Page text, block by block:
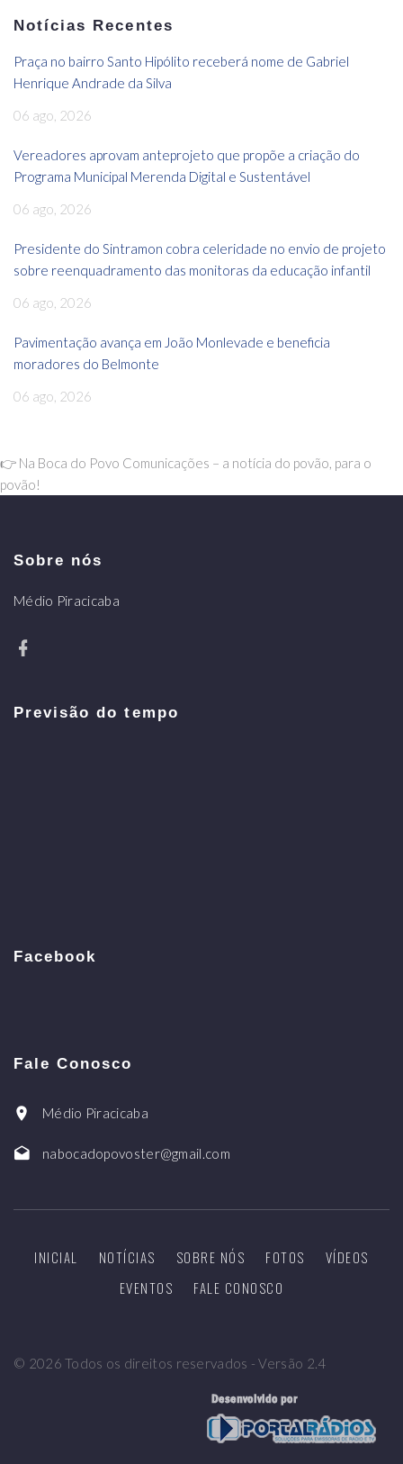
Notícias Recentes
Praça no bairro Santo Hipólito receberá nome de Gabriel
Henrique Andrade da Silva
06 ago, 2026
Vereadores aprovam anteprojeto que propõe a criação do
Programa Municipal Merenda Digital e Sustentável
06 ago, 2026
Presidente do Sintramon cobra celeridade no envio de projeto
sobre reenquadramento das monitoras da educação infantil
06 ago, 2026
Pavimentação avança em João Monlevade e beneficia
moradores do Belmonte
06 ago, 2026
👉 Na Boca do Povo Comunicações – a notícia do povão, para o
povão!
Sobre nós
Médio Piracicaba
Previsão do tempo
Facebook
Fale Conosco
Médio Piracicaba
nabocadopovoster@gmail.com
INICIAL NOTÍCIAS SOBRE NÓS FOTOS
VÍDEOS
EVENTOS
FALE CONOSCO
© 2026 Todos os direitos reservados - Versão 2.4